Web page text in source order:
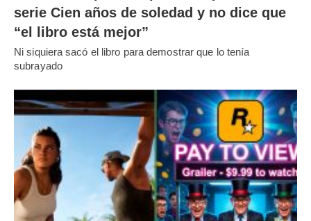
serie Cien años de soledad y no dice que
“el libro está mejor”
Ni siquiera sacó el libro para demostrar que lo tenía
subrayado